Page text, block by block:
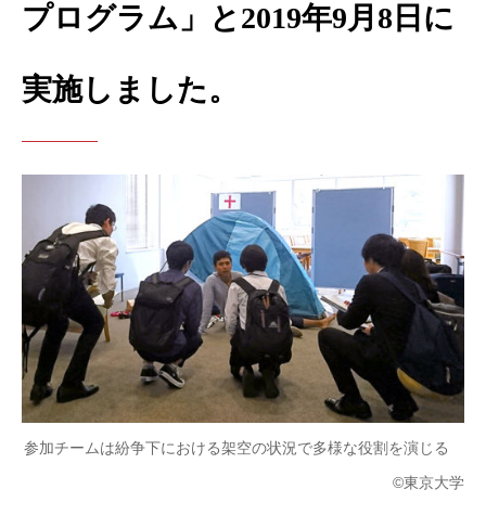
プログラム」と2019年9月8日に
実施しました。
参加チームは紛争下における架空の状況で多様な役割を演じる
©東京大学